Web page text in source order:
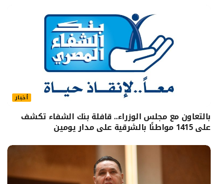
أخبار
بالتعاون مع مجلس الوزراء.. قافلة بنك الشفاء تكشف
على 1415 مواطنًا بالشرقية على مدار يومين